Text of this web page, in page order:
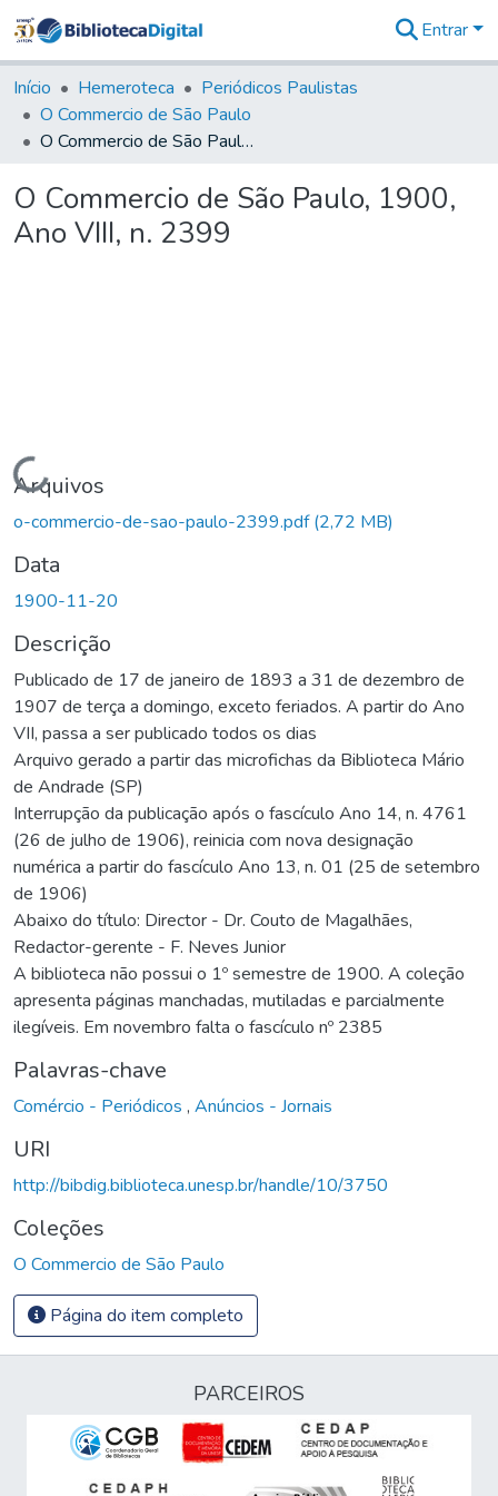
&
Coleções
Tudo na
Biblioteca
Estatísticas
Entrar
Início Hemeroteca
Periódicos Paulistas
O Commercio de São Paulo
O Commercio de São Paulo, 1900, Ano VIII, n. 2399
O Commercio de São Paulo, 1900,
Ano VIII, n. 2399
Carregando...
Arquivos
o-commercio-de-sao-paulo-2399.pdf(2,72 MB)
Data
1900-11-20
Descrição
Publicado de 17 de janeiro de 1893 a 31 de dezembro de
1907 de terça a domingo, exceto feriados. A partir do Ano
VII, passa a ser publicado todos os dias
Arquivo gerado a partir das microfichas da Biblioteca Mário
de Andrade (SP)
Interrupção da publicação após o fascículo Ano 14, n. 4761
(26 de julho de 1906), reinicia com nova designação
numérica a partir do fascículo Ano 13, n. 01 (25 de setembro
de 1906)
Abaixo do título: Director - Dr. Couto de Magalhães,
Redactor-gerente - F. Neves Junior
A biblioteca não possui o 1º semestre de 1900. A coleção
apresenta páginas manchadas, mutiladas e parcialmente
ilegíveis. Em novembro falta o fascículo nº 2385
Palavras-chave
Comércio - Periódicos , Anúncios - Jornais
URI
http://bibdig.biblioteca.unesp.br/handle/10/3750
Coleções
O Commercio de São Paulo
Página do item completo
PARCEIROS